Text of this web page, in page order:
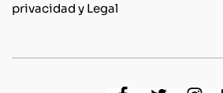
privacidad y Legal